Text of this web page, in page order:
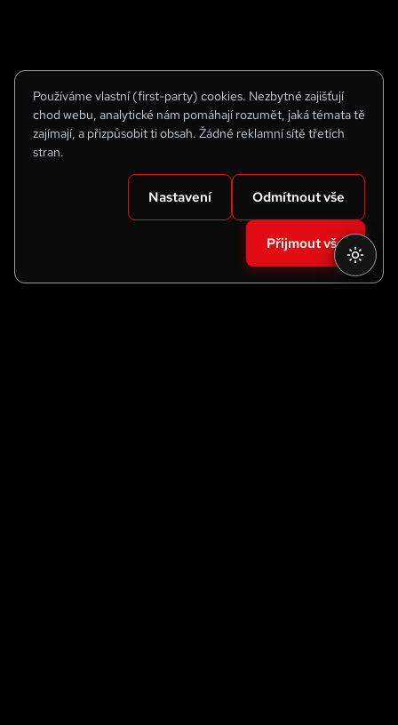
Používáme vlastní (first-party) cookies. Nezbytné zajišťují
chod webu, analytické nám pomáhají rozumět, jaká témata tě
zajímají, a přizpůsobit ti obsah. Žádné reklamní sítě třetích
stran.
Nastavení Odmítnout vše
Přijmout vše